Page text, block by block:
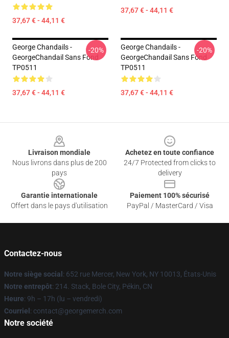
37,67 € - 44,11 €
37,67 € - 44,11 €
George Chandails -
GeorgeChandail Sans Fond
TP0511
37,67 € - 44,11 €
-20%
George Chandails -
GeorgeChandail Sans Fond
TP0511
37,67 € - 44,11 €
-20%
Livraison mondiale
Nous livrons dans plus de 200
pays
Achetez en toute confiance
24/7 Protected from clicks to
delivery
Garantie internationale
Offert dans le pays d'utilisation
Paiement 100% sécurisé
PayPal / MasterCard / Visa
Contactez-nous
Notre siège social : 652 rue Mercer, New York, NY 10013, États-Unis
Notre entrepôt: 214. Stack, Bole City, Pékin, CN
Heure: 9h – 17h (lu – vendredi)
Courriel : contact@georgemerch.com
Notre société